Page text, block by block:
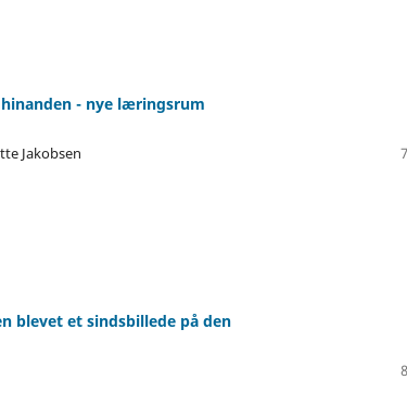
- nye læringsrum
Jakobsen
blevet et sindsbillede på den